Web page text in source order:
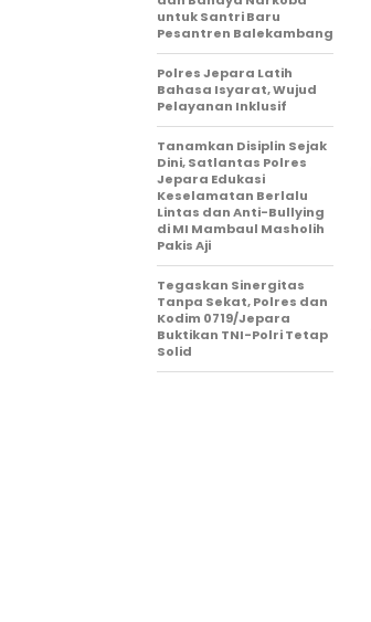
untuk Santri Baru
Pesantren Balekambang
Polres Jepara Latih
Bahasa Isyarat, Wujud
Pelayanan Inklusif
Tanamkan Disiplin Sejak
Dini, Satlantas Polres
Jepara Edukasi
Keselamatan Berlalu
Lintas dan Anti-Bullying
di MI Mambaul Masholih
Pakis Aji
Tegaskan Sinergitas
Tanpa Sekat, Polres dan
Kodim 0719/Jepara
Buktikan TNI-Polri Tetap
Solid